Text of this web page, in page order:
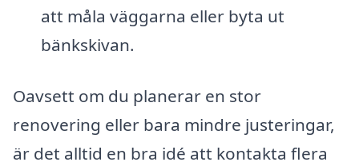
att måla väggarna eller byta ut
bänkskivan.
Oavsett om du planerar en stor
renovering eller bara mindre justeringar,
är det alltid en bra idé att kontakta flera